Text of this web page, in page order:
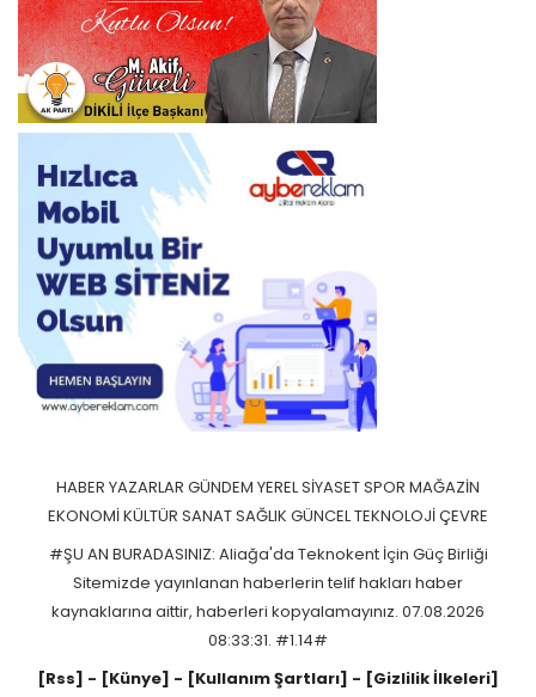
HABER YAZARLAR GÜNDEM YERELSİYASETSPOR MAĞAZİN
EKONOMİKÜLTÜR SANATSAĞLIK GÜNCELTEKNOLOJİÇEVRE
#ŞU AN BURADASINIZ: Aliağa'da Teknokent İçin Güç Birliği
Sitemizde yayınlanan haberlerin telif hakları haber
kaynaklarına aittir, haberleri kopyalamayınız. 07.08.2026
08:33:31. #1.14#
[Rss] - [Künye] - [Kullanım Şartları] - [Gizlilik İlkeleri]